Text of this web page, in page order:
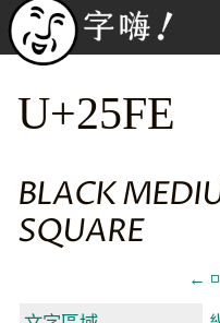
U+25FE
BLACK
SQUARE
←